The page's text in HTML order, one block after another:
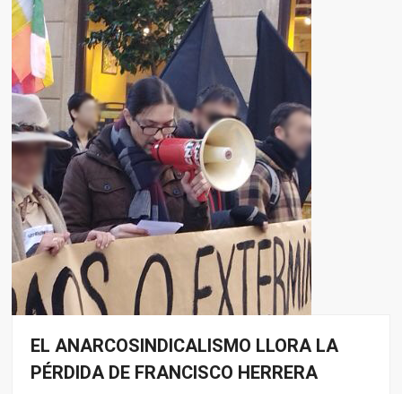
Noticias
EL ANARCOSINDICALISMO LLORA LA
PÉRDIDA DE FRANCISCO HERRERA